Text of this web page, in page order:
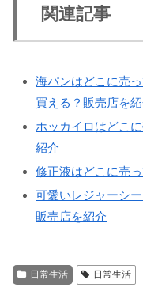
関連記事
海パンはどこに売
買える？販売店を
ホッカイロはどこ
紹介
修正液はどこに売
可愛いレジャーシ
販売店を紹介
日常生活 日常生活